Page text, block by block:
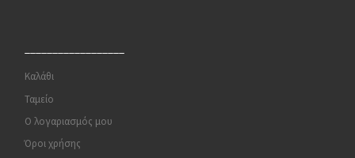
Καλάθι
Ταμείο
Ο λογαριασμός μου
Όροι χρήσης